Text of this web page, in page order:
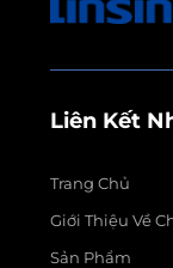
Liên Kết
Trang Chủ
Giới Thiệu Về
Sản Phẩm